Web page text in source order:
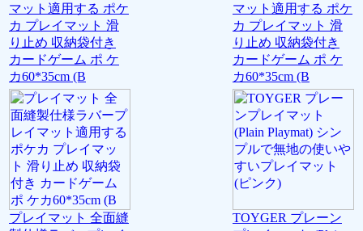
マット適用する ポケ
カ プレイマット 滑
り止め 収納袋付き
カードゲーム ポ ケ
カ60*35cm (B
マット適用する ポケ
カ プレイマット 滑
り止め 収納袋付き
カードゲーム ポ ケ
カ60*35cm (B
プレイマット 全面縫
TOYGER プレーン